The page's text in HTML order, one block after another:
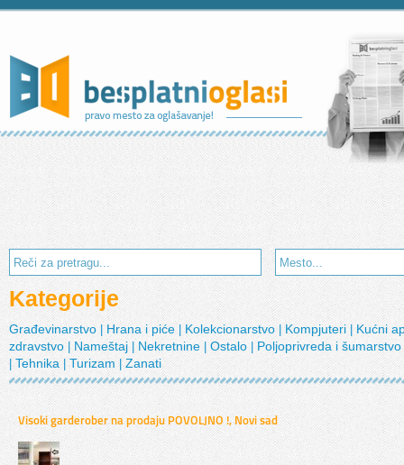
Kategorije
Građevinarstvo Hrana i piće Kolekcionarstvo |Kompjuteri
Kućni
zdravstvo | Nameštaj | Nekretnine Ostalo Poljoprivreda i šumarstvo
|Tehnika|Turizam|Zanati
Visoki garderober na prodaju POVOLJNO !, Novi sad